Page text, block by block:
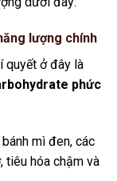
lượng chính
quyết ở đây là
phức
mì đen, các
tiêu hóa chậm và